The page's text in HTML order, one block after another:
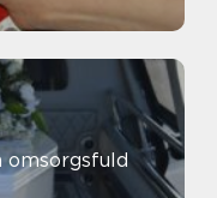
omsorgsfuld